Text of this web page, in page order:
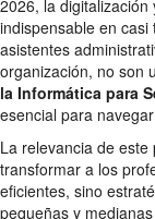
2026, la
indispensable en
asistentes
organización, no son
la Informática para
esencial para
La relevancia de
transformar a los
eficientes, sino
pequeñas y